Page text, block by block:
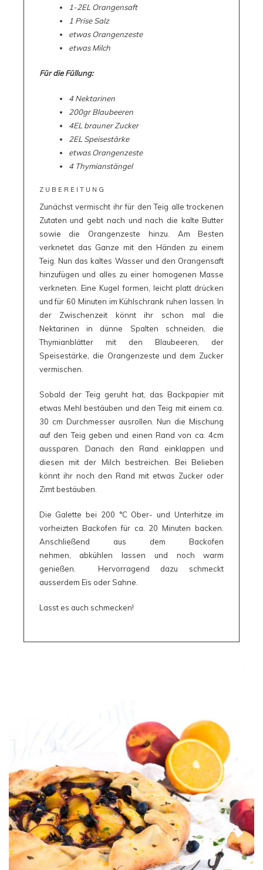
1-2EL Orangensaft
1 Prise Salz
etwas Orangenzeste
etwas Milch
Für die Füllung:
4 Nektarinen
200gr Blaubeeren
4EL brauner Zucker
2EL Speisestärke
etwas Orangenzeste
4 Thymianstängel
ZUBEREITUNG
Zunächst vermischt ihr für den Teig alle trockenen
Zutaten und gebt nach und nach die kalte Butter
sowie die Orangenzeste hinzu. Am Besten
verknetet das Ganze mit den Händen zu einem
Teig. Nun das kaltes Wasser und den Orangensaft
hinzufügen und alles zu einer homogenen Masse
verkneten. Eine Kugel formen, leicht platt drücken
und für 60 Minuten im Kühlschrank ruhen lassen. In
der Zwischenzeit könnt ihr schon mal die
Nektarinen in dünne Spalten schneiden, die
Thymianblätter mit den Blaubeeren, der
Speisestärke, die Orangenzeste und dem Zucker
vermischen.
Sobald der Teig geruht hat, das Backpapier mit
etwas Mehl bestäuben und den Teig mit einem ca.
30 cm Durchmesser ausrollen. Nun die Mischung
auf den Teig geben und einen Rand von ca. 4cm
aussparen. Danach den Rand einklappen und
diesen mit der Milch bestreichen. Bei Belieben
könnt ihr noch den Rand mit etwas Zucker oder
Zimt bestäuben.
Die Galette bei 200 °C Ober- und Unterhitze im
vorheizten Backofen für ca. 20 Minuten backen.
Anschließend aus dem Backofen
nehmen, abkühlen lassen und noch warm
genießen. Hervorragend dazu schmeckt
ausserdem Eis oder Sahne.
Lasst es auch schmecken!